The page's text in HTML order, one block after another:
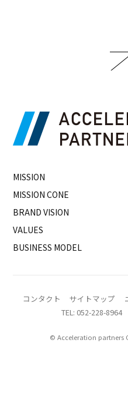
MISSION
MISSION CONE
BRAND VISION
VALUES
BUSINESS MODEL
コンタクト サイトマップ
TEL: 052-228-8964
© Acceleration partners